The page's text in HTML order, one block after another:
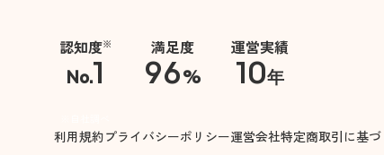
認知度※
No.1
満足度
96%
運営実績
10年
利用規約プライバシーポリシー運営会社特定商取引に基